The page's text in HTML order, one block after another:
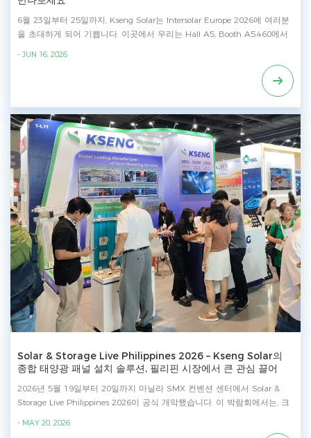
6월 23일부터 25일까지, Kseng Solar는 Intersolar Europe 2026에 여러분
을 초대하게 되어 기쁩니다. 이곳에서 우리는 Hall A5, Booth A5.460에서
치 시스템 ⚡지붕형 태양광 설치 시스템 ⚡이지 솔라 브래킷 현장에 전문가
팀이 상주하여 여러분의 질문에 답변하고 향후 프로젝트를 위한 맞춤형 지
재고로 준비되어 있어 더 빠른 배송과 유럽 전역에서의 더 높은 프로젝트
효율성을 보장합니다. 전시회 정보 - Intersolar Europe 2026 - 2026년 6월
23–25일 - Hall A5 | Booth A5.460 뮌헨에서 다음 주 여러분을 만나 뵙기
를 기대합니다!
- JUN 16, 2026
Solar & Storage Live Philippines 2026 – Kseng Solar의
종합 태양광 패널 설치 솔루션, 필리핀 시장에서 큰 관심 끌어
2026년 5월 19일부터 20일까지 마닐라 SMX 컨벤션 센터에서 Solar &
Storage Live Philippines 2026이 공식 개막했습니다. 이 박람회에서는, 크
- MAY 20, 2026